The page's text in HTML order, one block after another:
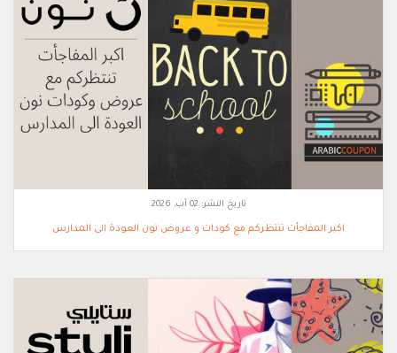
تاريخ النشر: 02 آب, 2026
اكبر المفاجأت تنتظركم مع كودات و عروض نون العودة الى المدارس